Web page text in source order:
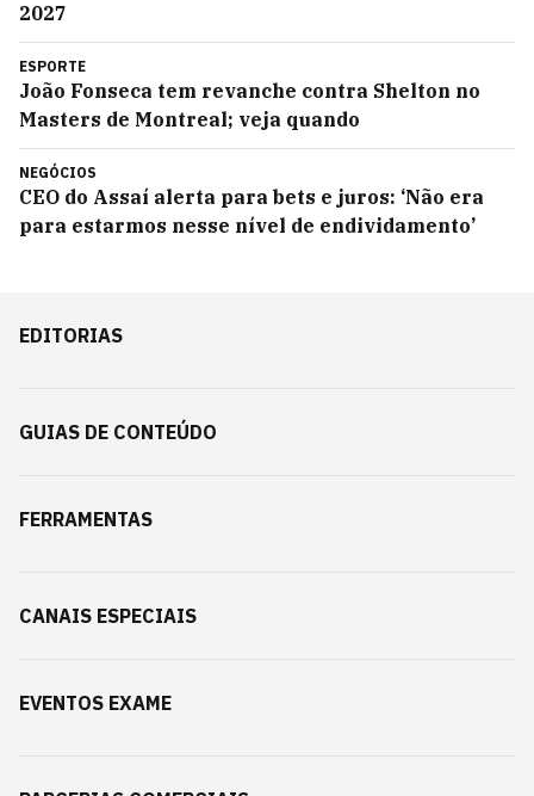
2027
ESPORTE
João Fonseca tem revanche contra Shelton no
Masters de Montreal; veja quando
NEGÓCIOS
CEO do Assaí alerta para bets e juros: ‘Não era
para estarmos nesse nível de endividamento’
EDITORIAS
GUIAS DE CONTEÚDO
FERRAMENTAS
CANAIS ESPECIAIS
EVENTOS EXAME